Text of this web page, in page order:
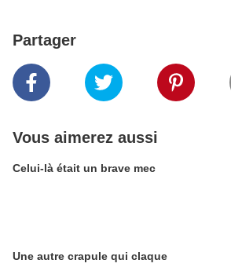
Partager
Vous aimerez aussi
Celui-là était un brave mec
Une autre crapule qui claque